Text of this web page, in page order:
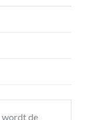
wordt de